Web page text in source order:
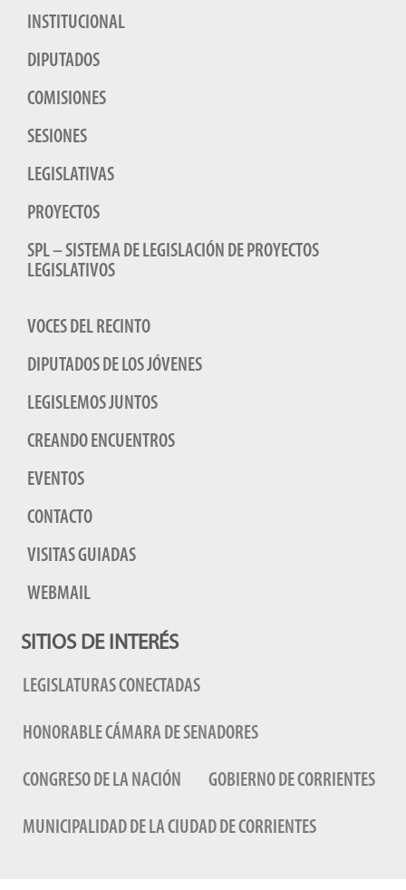
INSTITUCIONAL
DIPUTADOS
COMISIONES
SESIONES
LEGISLATIVAS
PROYECTOS
SPL – SISTEMA DE LEGISLACIÓN DE PROYECTOS
LEGISLATIVOS
VOCES DEL RECINTO
DIPUTADOS DE LOS JÓVENES
LEGISLEMOS JUNTOS
CREANDO ENCUENTROS
EVENTOS
CONTACTO
VISITAS GUIADAS
WEBMAIL
SITIOS DE INTERÉS
LEGISLATURAS CONECTADAS
HONORABLE CÁMARA DE SENADORES
CONGRESO DE LA NACIÓN GOBIERNO DE CORRIENTES
MUNICIPALIDAD DE LA CIUDAD DE CORRIENTES